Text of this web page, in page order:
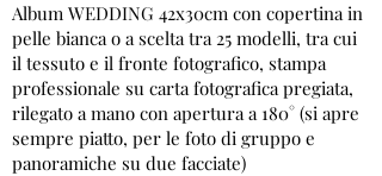
Album WEDDING 42x30cm con copertina in
pelle bianca o a scelta tra 25 modelli, tra cui
il tessuto e il fronte fotografico, stampa
professionale su carta fotografica pregiata,
rilegato a mano con apertura a 180° (si apre
sempre piatto, per le foto di gruppo e
panoramiche su due facciate)